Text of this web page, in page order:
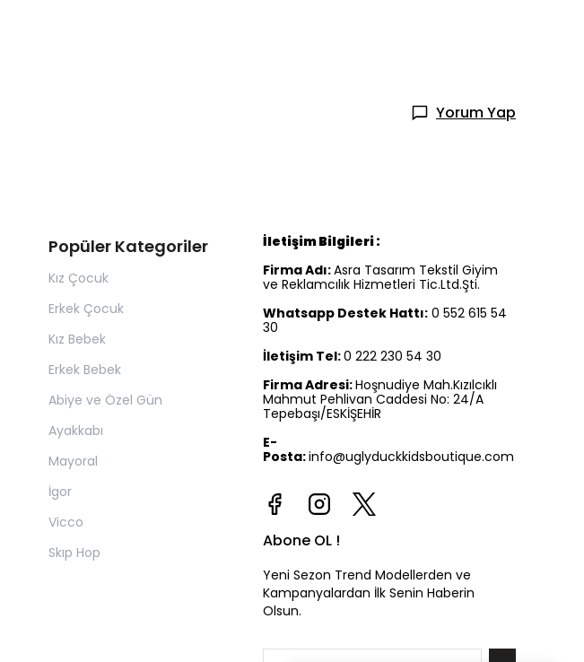
Yorum Yap
Popüler Kategoriler
Kız Çocuk
Erkek Çocuk
Kız Bebek
Erkek Bebek
Abiye ve Özel Gün
Ayakkabı
Mayoral
İgor
Vicco
Skıp Hop
İletişim Bilgileri :
Firma Adı:Asra Tasarım Tekstil Giyim
ve Reklamcılık Hizmetleri Tic.Ltd.Şti.
Whatsapp Destek Hattı: 0 552 615 54
30
İletişim Tel:0 222 230 54 30
Firma Adresi:Hoşnudiye Mah.Kızılcıklı
Mahmut Pehlivan Caddesi No: 24/A
Tepebaşı/ESKİŞEHİR
E-
Posta:info@uglyduckkidsboutique.com
Abone OL !
Yeni Sezon Trend Modellerden ve
Kampanyalardan İlk Senin Haberin
Olsun.